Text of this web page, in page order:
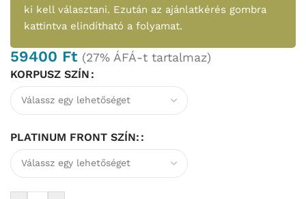
ki kell választani. Ezután az ajánlatkérés gombra
kattintva elindítható a folyamat.
59400 Ft (27% ÁFÁ-t tartalmaz)
KORPUSZ SZÍN
PLATINUM FRONT SZÍN: